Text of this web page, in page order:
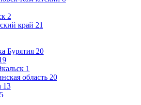
2
край 21
Бурятия 20
1
область 20
13
5